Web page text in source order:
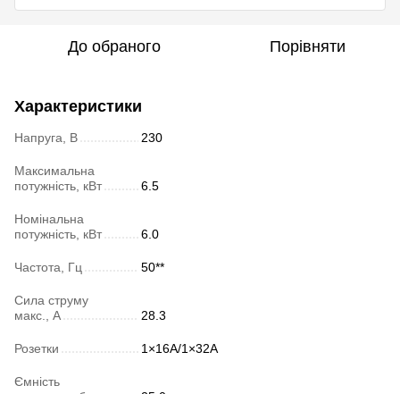
До обраного Порівняти
Характеристики
Напруга, В 230
Максимальна
потужність, кВт
6.5
Номінальна
потужність, кВт
6.0
Частота, Гц 50**
Сила струму
макс., А
28.3
Розетки 1×16А/1×32А
Ємність